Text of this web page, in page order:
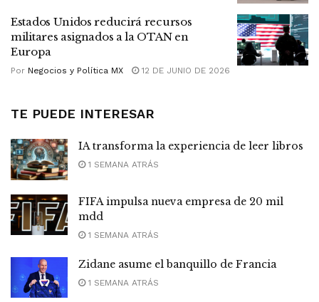
Estados Unidos reducirá recursos
militares asignados a la OTAN en
Europa
Por Negocios y Política MX 12 DE JUNIO DE 2026
TE PUEDE INTERESAR
IA transforma la experiencia de leer libros
1 SEMANA ATRÁS
FIFA impulsa nueva empresa de 20 mil
mdd
1 SEMANA ATRÁS
Zidane asume el banquillo de Francia
1 SEMANA ATRÁS